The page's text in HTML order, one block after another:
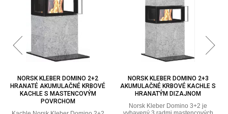
NORSK KLEBER DOMINO 2+3
AKUMULAČNÉ KRBOVÉ KACHLE S
HRANATÝM DIZAJNOM
NORSK KLEBER DOMINO 3+2
MASTENCOVÉ AKUMULAČNÉ
KRBOVÉ KACHLE S HRANATÝM